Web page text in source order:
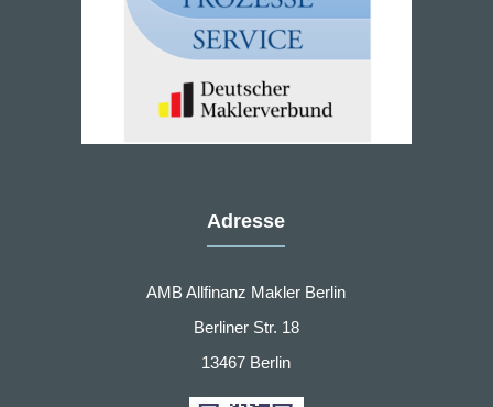
Adresse
AMB Allfinanz Makler Berlin
Berliner Str. 18
13467 Berlin